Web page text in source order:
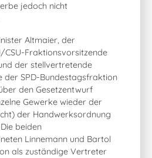
jedoch nicht
Altmaier, der
CSU-Fraktionsvorsitzende
der stellvertretende
der SPD-Bundestagsfraktion
den Gesetzentwurf
Gewerke wieder der
der Handwerksordnung
beiden
Linnemann und Bartol
als zuständige Vertreter